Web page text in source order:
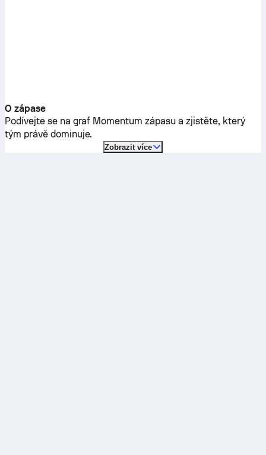
O zápase
Podívejte se na graf Momentum zápasu a zjistěte, který
tým právě dominuje.
Zobrazit více